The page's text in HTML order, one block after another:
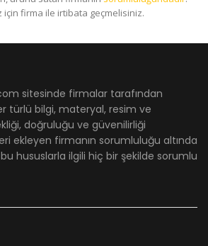
için firma ile irtibata geçmelisiniz.
sitesinde firmalar tarafından
türlü bilgi, materyal, resim ve
doğruluğu ve güvenilirliği
ekleyen firmanın sorumluluğu altında
hususlarla ilgili hiç bir şekilde sorumlu